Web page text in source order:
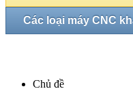
Các loại máy CNC
Chủ đề